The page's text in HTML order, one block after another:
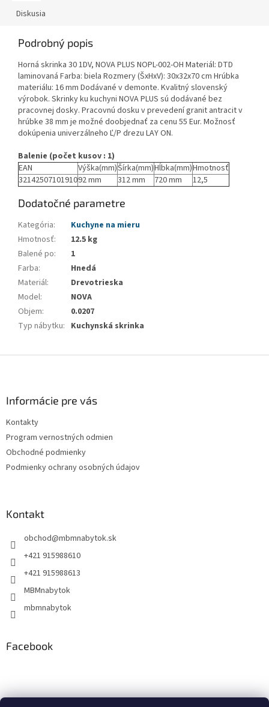
Diskusia
Podrobný popis
Horná skrinka 30 1DV, NOVA PLUS NOPL-002-OH Materiál: DTD
laminovaná Farba: biela Rozmery (ŠxHxV): 30x32x70 cm Hrúbka
materiálu: 16 mm Dodávané v demonte. Kvalitný slovenský
výrobok. Skrinky ku kuchyni NOVA PLUS sú dodávané bez
pracovnej dosky. Pracovnú dosku v prevedení granit antracit v
hrúbke 38 mm je možné doobjednať za cenu 55 Eur. Možnosť
dokúpenia univerzálneho Ľ/P drezu LAY ON.
Balenie (počet kusov : 1)
EAN
Výška(mm)Šírka(mm)Hĺbka(mm)Hmotnosť
3214250710191092 mm 312 mm 720 mm 12,5
Dodatočné parametre
Kategória:
Kuchyne na mieru
Hmotnosť:
12.5 kg
Balené po:
1
Farba:
Hnedá
Materiál:
Drevotrieska
Model:
NOVA
Objem:
0.0207
Typ nábytku: Kuchynská skrinka
Informácie pre vás
Kontakty
Program vernostných odmien
Obchodné podmienky
Podmienky ochrany osobných údajov
Kontakt
obchod@mbmnabytok.sk
+421 915988610
+421 915988613
MBMnabytok
mbmnabytok
Facebook